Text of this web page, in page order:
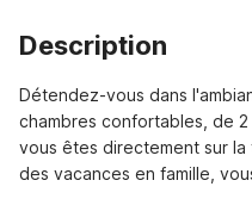
Description
Détendez-vous dans
chambres confortables, de
vous êtes directement sur
des vacances en famille,